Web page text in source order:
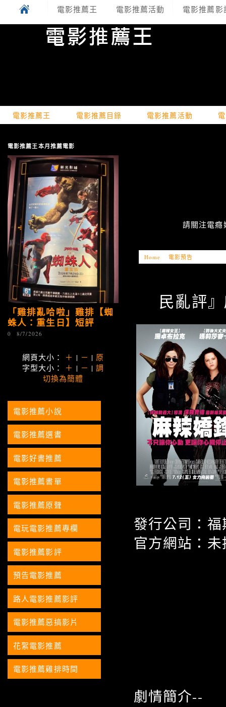
電影推薦王 電影推薦活動 電影推薦影
電影推薦王 電影推薦目錄 電影推薦活動
請關注電
Home 電影預告
民亂評
發行公司：福
官方網站：未
劇情簡介--
電影推薦王本月推薦電影
「雞排亂哈啦」雞排【蜘
蛛人：重生日】短評
0 8/7/2026
網頁大小： ＋ | － | 原
字型大小： ＋ | － |調
切換為簡體
電影推薦小說
電影推薦選書
電影好書推薦
電影推薦書單
電影推薦原聲
電玩電影推薦專欄
電影推薦影評
預告電影推薦
路人電影推薦影評
電影推薦惡搞影片
花絮電影推薦
電影推薦雞排時間